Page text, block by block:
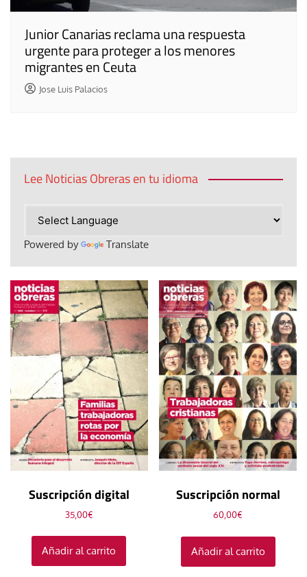
Junior Canarias reclama una respuesta
urgente para proteger a los menores
migrantes en Ceuta
Jose Luis Palacios
Lee Noticias Obreras en tu idioma
Powered by Translate
Suscripción digital
35,00€
Añadir al carrito
Suscripción normal
60,00€
Añadir al carrito